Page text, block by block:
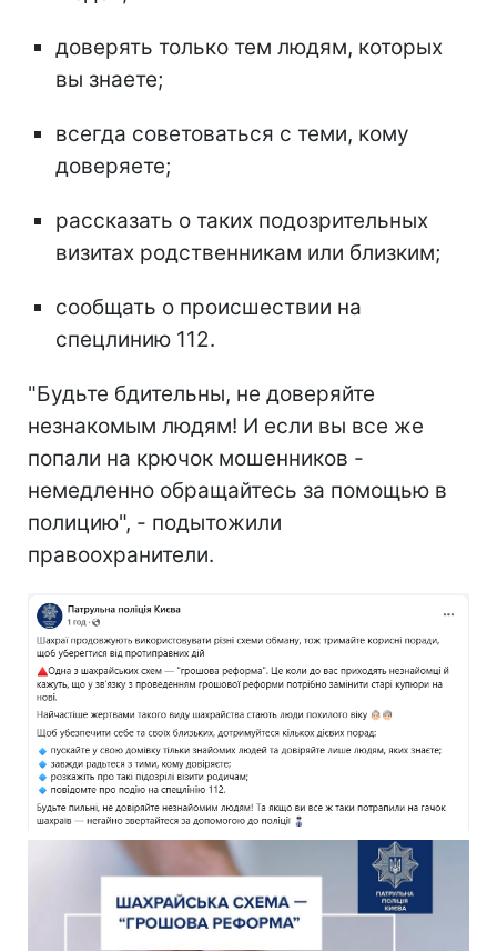
доверять только тем людям, которых
вы знаете;
всегда советоваться с теми, кому
доверяете;
рассказать о таких подозрительных
визитах родственникам или близким;
сообщать о происшествии на
спецлинию 112.
"Будьте бдительны, не доверяйте
незнакомым людям! И если вы все же
попали на крючок мошенников -
немедленно обращайтесь за помощью в
полицию", - подытожили
правоохранители.